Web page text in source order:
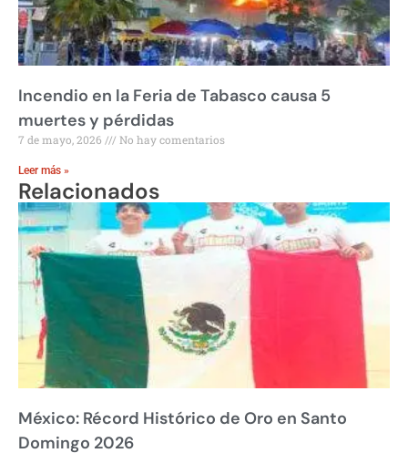
Incendio en la Feria de Tabasco causa 5
muertes y pérdidas
7 de mayo, 2026 No hay comentarios
Leer más »
Relacionados
México: Récord Histórico de Oro en Santo
Domingo 2026